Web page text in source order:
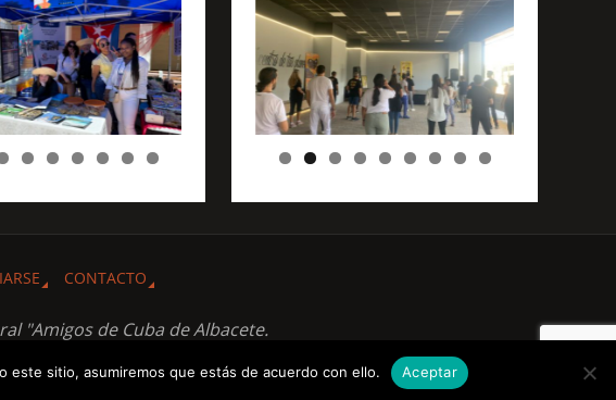
CONTACTO
"Amigos de Cuba de Albacete.
este sitio, asumiremos que estás de acuerdo con ello. Aceptar